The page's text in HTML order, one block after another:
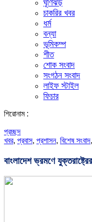
ঘূর্ণিঝড়
চাকরির খবর
ধর্ম
বন্যা
ভূমিকম্প
শীত
শোক সংবাদ
সংগঠন সংবাদ
লাইফ স্টাইল
ফিচার
শিরোনাম :
প্রচ্ছদ
খবর, প্রবাস, প্রশাসন, বিশেষ সংবাদ,
বাংলাদেশ ভ্রমণে